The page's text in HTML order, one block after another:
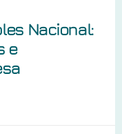
Nacional:
e